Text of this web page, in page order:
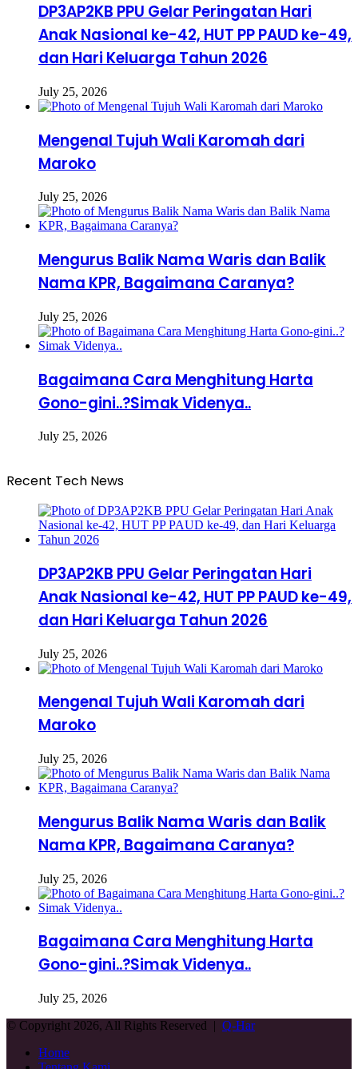
DP3AP2KB PPU Gelar Peringatan Hari
Anak Nasional ke-42, HUT PP PAUD ke-49,
dan Hari Keluarga Tahun 2026
July 25, 2026
Mengenal Tujuh Wali Karomah dari
Maroko
July 25, 2026
Mengurus Balik Nama Waris dan Balik
Nama KPR, Bagaimana Caranya?
July 25, 2026
Bagaimana Cara Menghitung Harta
Gono-gini..?Simak Videnya..
July 25, 2026
Recent Tech News
DP3AP2KB PPU Gelar Peringatan Hari
Anak Nasional ke-42, HUT PP PAUD ke-49,
dan Hari Keluarga Tahun 2026
July 25, 2026
Mengenal Tujuh Wali Karomah dari
Maroko
July 25, 2026
Mengurus Balik Nama Waris dan Balik
Nama KPR, Bagaimana Caranya?
July 25, 2026
Bagaimana Cara Menghitung Harta
Gono-gini..?Simak Videnya..
July 25, 2026
© Copyright 2026, All Rights Reserved | Q-Har
Home